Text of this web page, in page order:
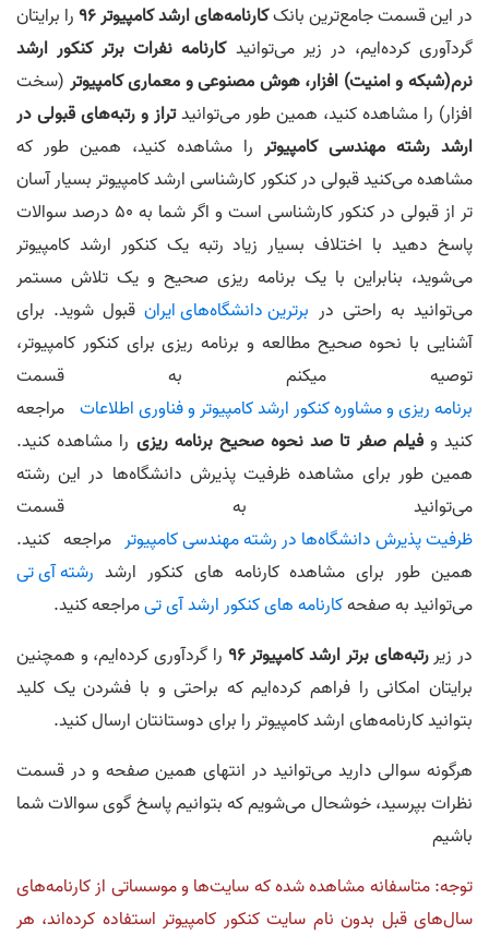
در این قسمت جامع‌ترین بانککارنامه‌های ارشد کامپیوتر 96
را برایتان
گردآوری کرده‌ایم، در زیر می‌توانیدکارنامه نفرات برتر کنکور ارشد
نرم(شبکه و امنیت) افزار، هوش مصنوعی و معماری کامپیوتر (سخت
افزار) را مشاهده کنید، همین طور می‌توانیدتراز و رتبه‌های قبولی در
ارشد رشته مهندسی کامپیوتر را مشاهده کنید، همین طور که
مشاهده می‌کنید قبولی در کنکور کارشناسی ارشد کامپیوتر بسیار آسان
تر از قبولی در کنکور کارشناسی است و اگر شما به 50 درصد سوالات
پاسخ دهید با اختلاف بسیار زیاد رتبه یک کنکور ارشد کامپیوتر
می‌شوید، بنابراین با یک برنامه ریزی صحیح و یک تلاش مستمر
می‌توانید به راحتی در برترین دانشگاه‌های ایرانقبول شوید. برای
آشنایی با نحوه صحیح مطالعه و برنامه ریزی برای کنکور کامپیوتر،
توصیه میکنم به قسمت
برنامه ریزی و مشاوره کنکور ارشد کامپیوتر و فناوری اطلاعات مراجعه
کنید وفیلم صفر تا صد نحوه صحیح برنامه‌ ریزی را مشاهده کنید.
همین طور برای مشاهده ظرفیت پذیرش دانشگاه‌ها در این رشته
می‌توانید به قسمت
ظرفیت پذیرش دانشگاه‌ها در رشته مهندسی کامپیوتر مراجعه کنید.
همین طور برای مشاهده کارنامه های کنکور ارشد رشته آی تی
می‌توانید به صفحهکارنامه های کنکور ارشد آی تیمراجعه کنید.
در زیررتبه‌های برتر ارشد کامپیوتر 96
را گردآوری کرده‌ایم، و همچنین
برایتان امکانی را فراهم کرده‌ایم که براحتی و با فشردن یک کلید
بتوانید کارنامه‌های ارشد کامپیوتر را برای دوستانتان ارسال کنید.
هرگونه سوالی دارید می‌توانید در انتهای همین صفحه و در قسمت
نظرات بپرسید، خوشحال می‌شویم که بتوانیم پاسخ گوی سوالات شما
باشیم
توجه: متاسفانه مشاهده شده که سایت‌ها و موسساتی از کارنامه‌های
سال‌های قبل بدون نام سایت کنکور کامپیوتر استفاده کرده‌اند، هر